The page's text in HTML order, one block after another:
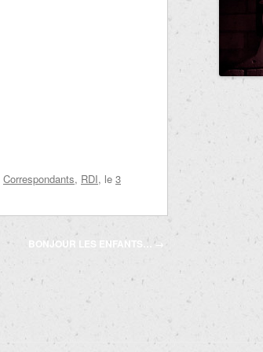
Correspondants, RDI, le 3
BONJOUR LES ENFANTS…→